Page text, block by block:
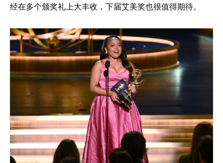
经在多个颁奖礼上大丰收，下届艾美奖也很值得期待。